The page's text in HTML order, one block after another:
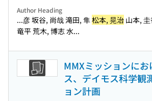
Author Heading
...彦 坂谷, 尚哉 滝田, 隼松本, 晃治 山本,
竜平 荒木, 博志 水...
MMXミッションに
ス、デイモス科学観
ョン計画